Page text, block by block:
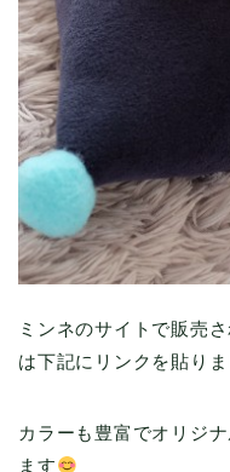
ミンネのサイトで販売
は下記にリンクを貼り
カラーも豊富でオリジ
ます